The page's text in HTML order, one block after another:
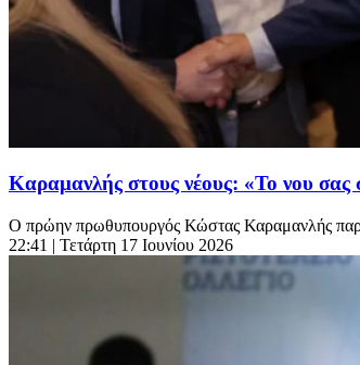
Καραμανλής στους νέους: «Το νου σας
Ο πρώην πρωθυπουργός Κώστας Καραμανλής
22:41 | Τετάρτη 17 Ιουνίου 2026